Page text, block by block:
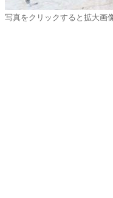
写真をクリックすると拡大画